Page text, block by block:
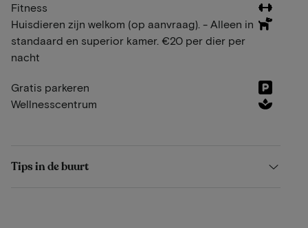
Fitness
Huisdieren zijn welkom (op aanvraag). - Alleen in
standaard en superior kamer. €20 per dier per
nacht
Gratis parkeren
Wellnesscentrum
Tips in de buurt